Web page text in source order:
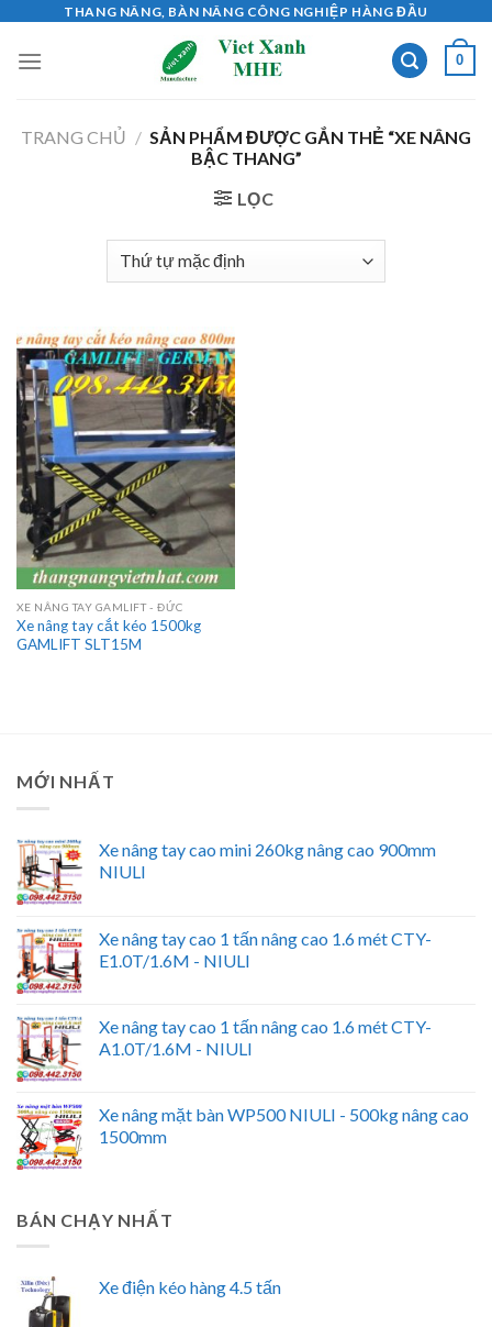
content
THANG NÂNG, BÀN NÂNG CÔNG NGHIỆP HÀNG ĐẦU
0
TRANG CHỦ / SẢN PHẨM ĐƯỢC GẮN THẺ “XE NÂNG
BẬC THANG”
LỌC
XE NÂNG TAY GAMLIFT - ĐỨC
Xe nâng tay cắt kéo 1500kg
GAMLIFT SLT15M
MỚI NHẤT
Xe nâng tay cao mini 260kg nâng cao 900mm
NIULI
Xe nâng tay cao 1 tấn nâng cao 1.6 mét CTY-
E1.0T/1.6M - NIULI
Xe nâng tay cao 1 tấn nâng cao 1.6 mét CTY-
A1.0T/1.6M - NIULI
Xe nâng mặt bàn WP500 NIULI - 500kg nâng cao
1500mm
BÁN CHẠY NHẤT
Xe điện kéo hàng 4.5 tấn